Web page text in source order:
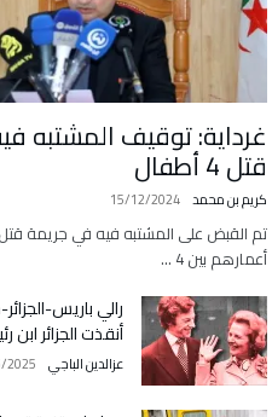
غرداية: توقيف المشتبه
قتل 4 أطفال
كريم بن محمد 15/12/2024
أعمارهم بين 4 …
أنقذت الجزائر ابن
عزالدين الباجي 2025